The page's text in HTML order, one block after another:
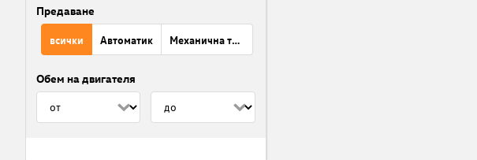
Предаване
всички Автоматик Механична трансмисия
Обем на двигателя